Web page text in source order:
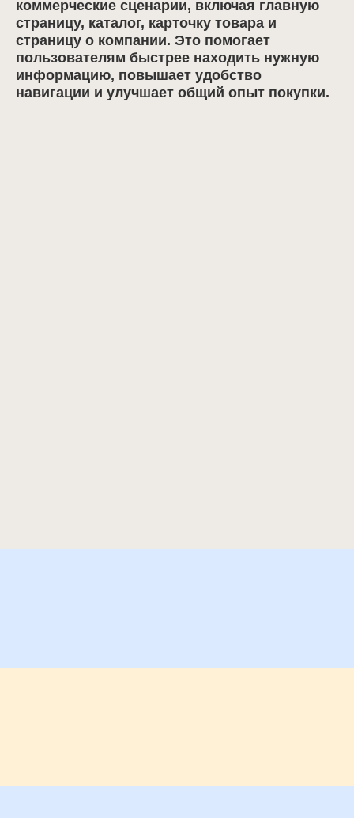
коммерческие сценарии, включая главную
страницу, каталог, карточку товара и
страницу о компании. Это помогает
пользователям быстрее находить нужную
информацию, повышает удобство
навигации и улучшает общий опыт покупки.